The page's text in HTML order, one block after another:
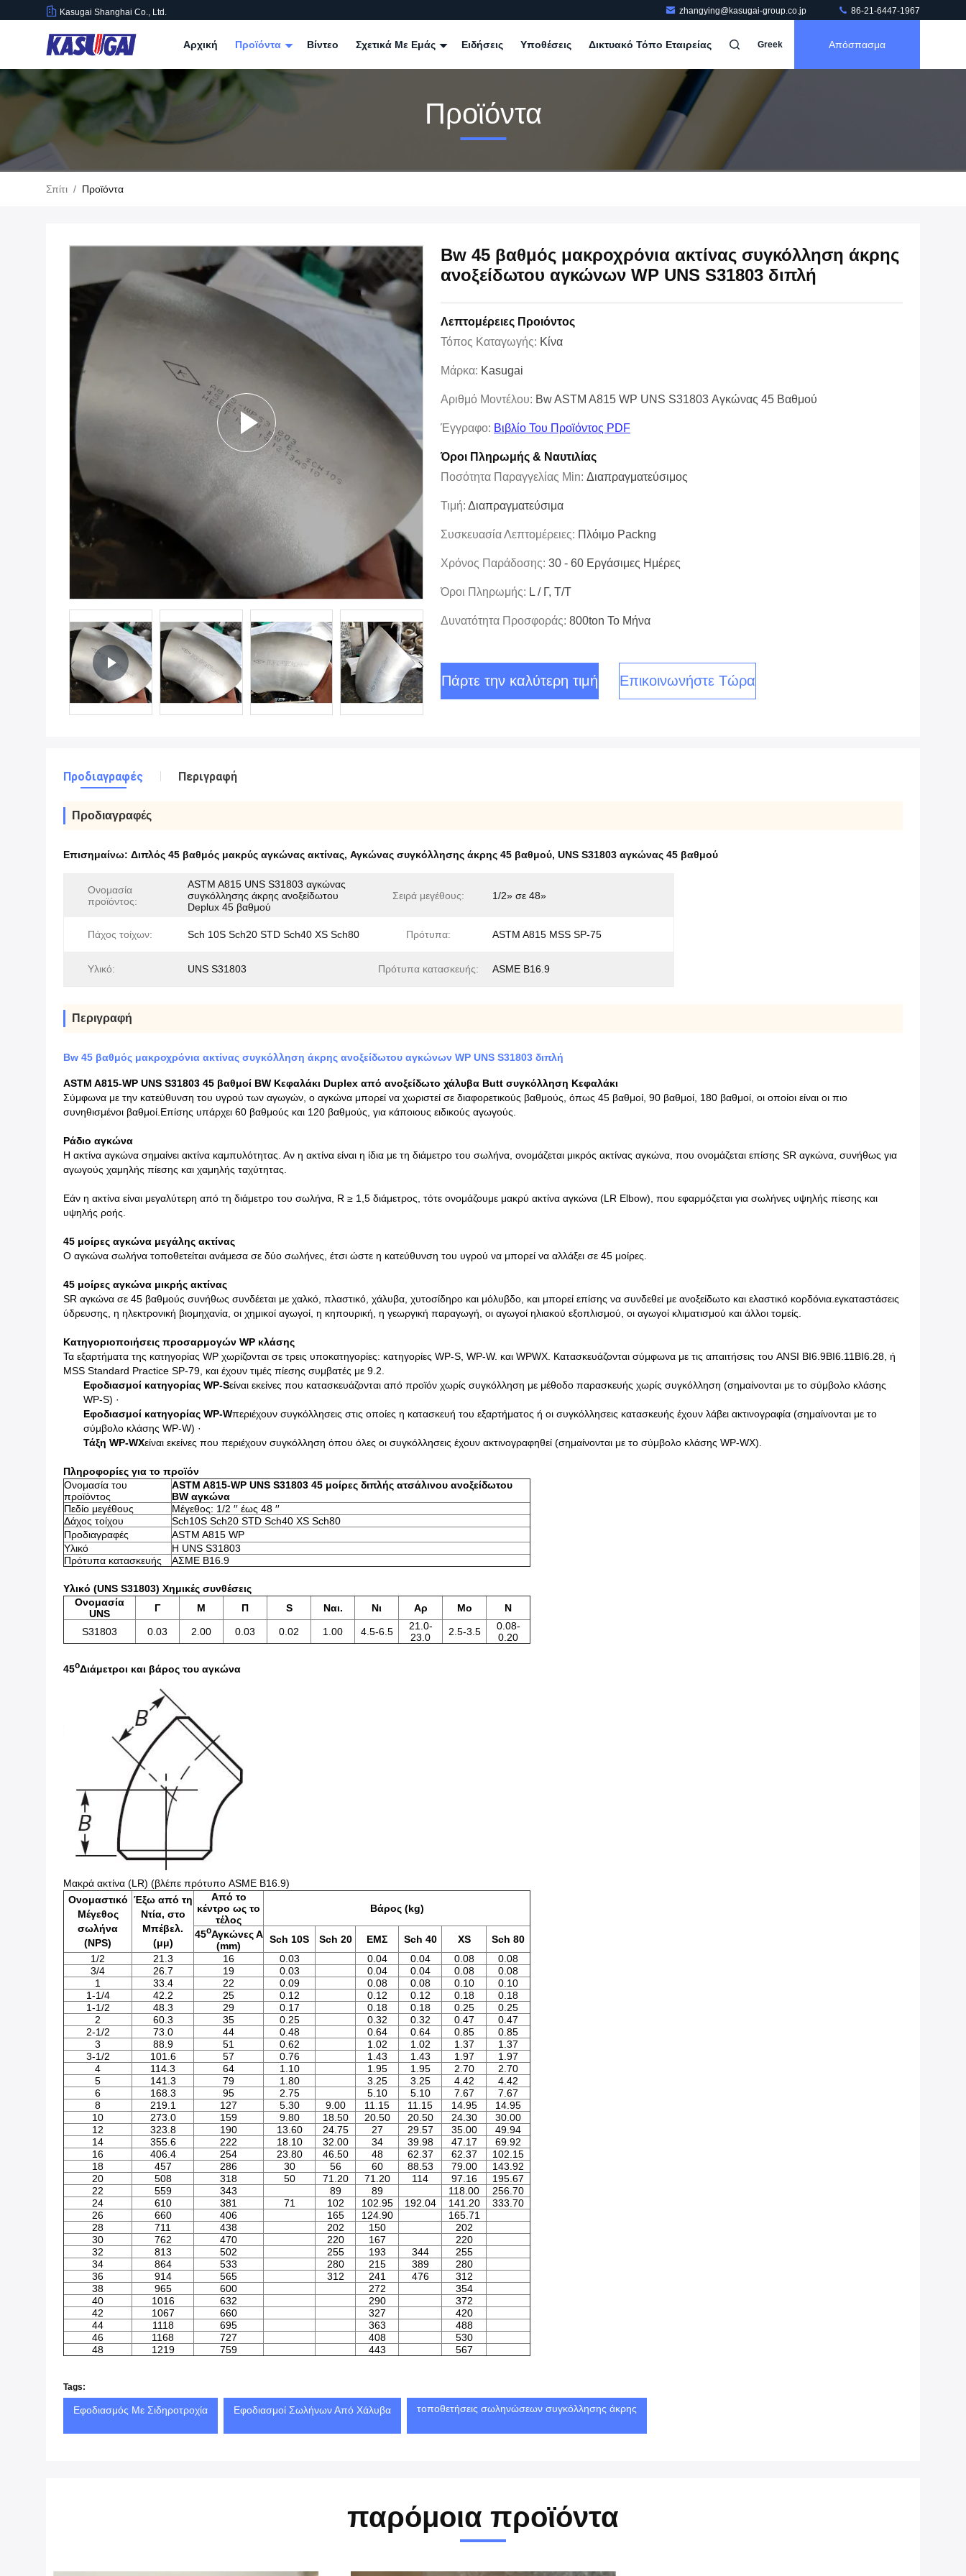
Kasugai Shanghai Co., Ltd. zhangying@kasugai-group.co.jp 86-21-6447-1967
Αρχική Προϊόντα Βίντεο Σχετικά Με Εμάς Ειδήσεις Υποθέσεις Δικτυακό Τόπο Εταιρείας Greek Απόσπασμα
Προϊόντα
Σπίτι / Προϊόντα
Bw 45 βαθμός μακροχρόνια ακτίνας συγκόλληση άκρης
ανοξείδωτου αγκώνων WP UNS S31803 διπλή
Λεπτομέρειες Προιόντος
Τόπος Καταγωγής: Κίνα
Μάρκα: Kasugai
Αριθμό Μοντέλου: Bw ASTM A815 WP UNS S31803 Αγκώνας 45 Βαθμού
Έγγραφο: Βιβλίο Του Προϊόντος PDF
Όροι Πληρωμής & Ναυτιλίας
Ποσότητα Παραγγελίας Min: Διαπραγματεύσιμος
Τιμή: Διαπραγματεύσιμα
Συσκευασία Λεπτομέρειες: Πλόιμο Packng
Χρόνος Παράδοσης: 30 - 60 Εργάσιμες Ημέρες
Όροι Πληρωμής: L / Γ, Τ/Τ
Δυνατότητα Προσφοράς: 800ton Το Μήνα
Πάρτε την καλύτερη τιμή Επικοινωνήστε Τώρα
Προδιαγραφές Περιγραφή
Προδιαγραφές
Επισημαίνω: Διπλός 45 βαθμός μακρύς αγκώνας ακτίνας, Αγκώνας συγκόλλησης άκρης 45 βαθμού, UNS S31803 αγκώνας 45 βαθμού
Ονομασία
προϊόντος:
ASTM A815 UNS S31803 αγκώνας
συγκόλλησης άκρης ανοξείδωτου
Deplux 45 βαθμού
Σειρά μεγέθους: 1/2» σε 48»
Πάχος τοίχων: Sch 10S Sch20 STD Sch40 XS Sch80 Πρότυπα: ASTM A815 MSS SP-75
Υλικό: UNS S31803 Πρότυπα κατασκευής: ASME B16.9
Περιγραφή
Bw 45 βαθμός μακροχρόνια ακτίνας συγκόλληση άκρης ανοξείδωτου αγκώνων WP UNS S31803 διπλή
ASTM A815-WP UNS S31803 45 βαθμοί BW Κεφαλάκι Duplex από ανοξείδωτο χάλυβα Butt συγκόλληση Κεφαλάκι
Σύμφωνα με την κατεύθυνση του υγρού των αγωγών, ο αγκώνα μπορεί να χωριστεί σε διαφορετικούς βαθμούς, όπως 45 βαθμοί, 90 βαθμοί, 180 βαθμοί, οι οποίοι είναι οι πιο
συνηθισμένοι βαθμοί.Επίσης υπάρχει 60 βαθμούς και 120 βαθμούς, για κάποιους ειδικούς αγωγούς.
Ράδιο αγκώνα
Η ακτίνα αγκώνα σημαίνει ακτίνα καμπυλότητας. Αν η ακτίνα είναι η ίδια με τη διάμετρο του σωλήνα, ονομάζεται μικρός ακτίνας αγκώνα, που ονομάζεται επίσης SR αγκώνα, συνήθως για
αγωγούς χαμηλής πίεσης και χαμηλής ταχύτητας.
Εάν η ακτίνα είναι μεγαλύτερη από τη διάμετρο του σωλήνα, R ≥ 1,5 διάμετρος, τότε ονομάζουμε μακρύ ακτίνα αγκώνα (LR Elbow), που εφαρμόζεται για σωλήνες υψηλής πίεσης και
υψηλής ροής.
45 μοίρες αγκώνα μεγάλης ακτίνας
Ο αγκώνα σωλήνα τοποθετείται ανάμεσα σε δύο σωλήνες, έτσι ώστε η κατεύθυνση του υγρού να μπορεί να αλλάξει σε 45 μοίρες.
45 μοίρες αγκώνα μικρής ακτίνας
SR αγκώνα σε 45 βαθμούς συνήθως συνδέεται με χαλκό, πλαστικό, χάλυβα, χυτοσίδηρο και μόλυβδο, και μπορεί επίσης να συνδεθεί με ανοξείδωτο και ελαστικό κορδόνια.εγκαταστάσεις
ύδρευσης, η ηλεκτρονική βιομηχανία, οι χημικοί αγωγοί, η κηπουρική, η γεωργική παραγωγή, οι αγωγοί ηλιακού εξοπλισμού, οι αγωγοί κλιματισμού και άλλοι τομείς.
Κατηγοριοποιήσεις προσαρμογών WP κλάσης
Τα εξαρτήματα της κατηγορίας WP χωρίζονται σε τρεις υποκατηγορίες: κατηγορίες WP-S, WP-W. και WPWX. Κατασκευάζονται σύμφωνα με τις απαιτήσεις του ANSI BI6.9ΒΙ6.11ΒΙ6.28, ή
MSS Standard Practice SP-79, και έχουν τιμές πίεσης συμβατές με 9.2.
Εφοδιασμοί κατηγορίας WP-Sείναι εκείνες που κατασκευάζονται από προϊόν χωρίς συγκόλληση με μέθοδο παρασκευής χωρίς συγκόλληση (σημαίνονται με το σύμβολο κλάσης
WP-S) ·
Εφοδιασμοί κατηγορίας WP-Wπεριέχουν συγκόλλησεις στις οποίες η κατασκευή του εξαρτήματος ή οι συγκόλλησεις κατασκευής έχουν λάβει ακτινογραφία (σημαίνονται με το
σύμβολο κλάσης WP-W) ·
Τάξη WP-WXείναι εκείνες που περιέχουν συγκόλληση όπου όλες οι συγκόλλησεις έχουν ακτινογραφηθεί (σημαίνονται με το σύμβολο κλάσης WP-WX).
Πληροφορίες για το προϊόν
Ονομασία του
προϊόντος
ASTM A815-WP UNS S31803 45 μοίρες διπλής ατσάλινου ανοξείδωτου
BW αγκώνα
Πεδίο μεγέθους
Μέγεθος: 1/2 ′′ έως 48 ′′
Δάχος τοίχου
Sch10S Sch20 STD Sch40 XS Sch80
Προδιαγραφές
ASTM A815 WP
Υλικό
Η UNS S31803
Πρότυπα κατασκευής
ΑΣΜΕ Β16.9
Υλικό (UNS S31803) Χημικές συνθέσεις
Ονομασία
UNS
Γ Μ Π S Ναι. Νι Αρ Μo N
S31803 0.03 2.00 0.03 0.02 1.00 4.5-6.5
21.0-
23.0
2.5-3.5
0.08-
0.20
45oΔιάμετροι και βάρος του αγκώνα
Μακρά ακτίνα (LR) (βλέπε πρότυπο ASME B16.9)
Ονομαστικό
Μέγεθος
σωλήνα
(NPS)
Έξω από τη
Ντία, στο
Μπέβελ.
(μμ)
Από το
κέντρο ως το
τέλος
Βάρος (kg)
45oΑγκώνες Α
(mm)
Sch 10S Sch 20 ΕΜΣ Sch 40 XS
Sch 80
1/2
21.3 16 0.03 0.04 0.04 0.08
0.08
3/4
26.7 19 0.03 0.04 0.04 0.08
0.08
1
33.4 22 0.09 0.08 0.08 0.10
0.10
1-1/4
42.2 25 0.12 0.12 0.12 0.18
0.18
1-1/2
48.3 29 0.17 0.18 0.18 0.25
0.25
2
60.3 35 0.25 0.32 0.32 0.47
0.47
2-1/2
73.0 44 0.48 0.64 0.64 0.85
0.85
3
88.9 51 0.62 1.02 1.02 1.37
1.37
3-1/2
101.6 57 0.76 1.43 1.43 1.97
1.97
4
114.3 64 1.10 1.95 1.95 2.70
2.70
5
141.3 79 1.80 3.25 3.25 4.42
4.42
6
168.3 95 2.75 5.10 5.10 7.67
7.67
8
219.1 127 5.30 9.00 11.15 11.15 14.95
14.95
10
273.0 159 9.80 18.50 20.50 20.50 24.30
30.00
12
323.8 190 13.60 24.75 27 29.57 35.00
49.94
14
355.6 222 18.10 32.00 34 39.98 47.17
69.92
16
406.4 254 23.80 46.50 48 62.37 62.37
102.15
18
457 286 30 56 60 88.53 79.00
143.92
20
508 318 50 71.20 71.20 114 97.16
195.67
22
559 343 89 89 118.00
256.70
24
610 381 71 102 102.95 192.04 141.20
333.70
26
660 406 165 124.90
165.71
28
711 438 202 150
202
30
762 470 220 167
220
32
813 502 255 193 344
255
34
864 533 280 215 389
280
36
914 565 312 241 476
312
38
965 600 272
354
40
1016 632 290
372
42
1067 660 327
420
44
1118 695 363
488
46
1168 727 408
530
48
1219 759 443 567
Tags:
Εφοδιασμός Με Σιδηροτροχία Εφοδιασμοί Σωλήνων Από Χάλυβα τοποθετήσεις σωληνώσεων συγκόλλησης άκρης
παρόμοια προϊόντα